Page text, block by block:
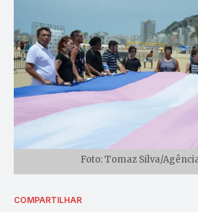
Foto: Tomaz Silva/
COMPARTILHAR